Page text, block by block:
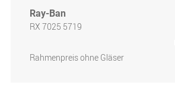
Ray-Ban
RX 7025 5719
Rahmenpreis ohne Gläser